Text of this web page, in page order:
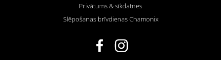
Privātums & sīkdatnes
Slēpošanas brīvdienas Chamonix